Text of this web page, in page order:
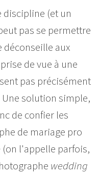
discipline (et un
pas se permettre
déconseille aux
de vue à une
pas précisément
solution simple,
de confier les
de mariage pro
l'appelle parfois,
wedding